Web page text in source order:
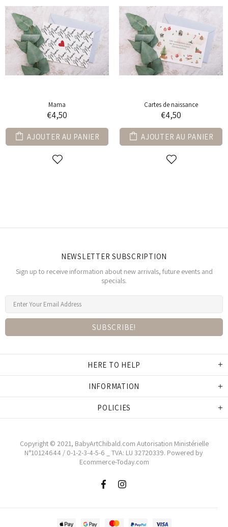
Mama
€4,50
AJOUTER AU PANIER
Cartes de naissance
€4,50
AJOUTER AU PANIER
NEWSLETTER SUBSCRIPTION
Sign up to receive information about new arrivals, future events and
specials.
HERE TO HELP
INFORMATION
POLICIES
Copyright © 2021, BabyArtChibald.com Autorisation Ministérielle
N°10124644 / 0-1-2-3-4-5-6 _ TVA: LU 32720339. Powered by
Ecommerce-Today.com